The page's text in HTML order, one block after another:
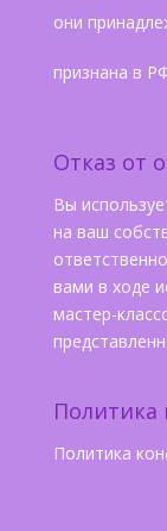
они
признана в
Отказ от
Вы
на ваш
вами в ходе
мастер-
Политика
Политика